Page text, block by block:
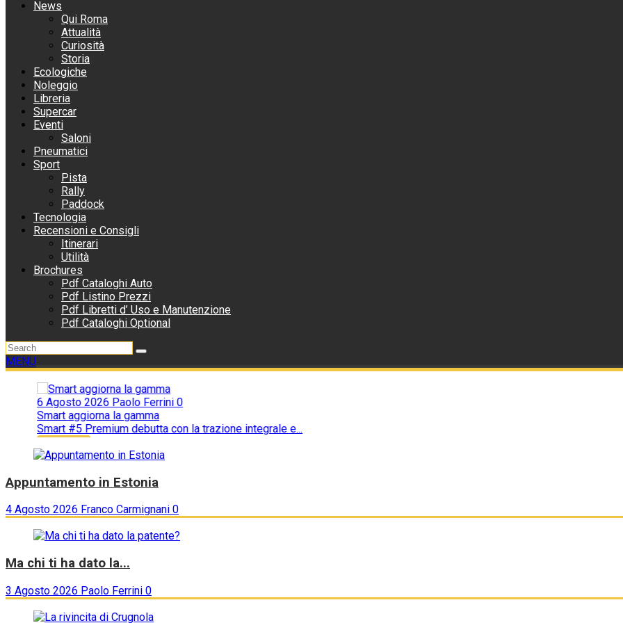
News
Qui Roma
Attualità
Curiosità
Storia
Ecologiche
Noleggio
Libreria
Supercar
Eventi
Saloni
Pneumatici
Sport
Pista
Rally
Paddock
Tecnologia
Recensioni e Consigli
Itinerari
Utilità
Brochures
Pdf Cataloghi Auto
Pdf Listino Prezzi
Pdf Libretti d’ Uso e Manutenzione
Pdf Cataloghi Optional
MENU
6 Agosto 2026Paolo Ferrini0
Smart aggiorna la gamma
Smart #5 Premium debutta con la trazione integrale e...
Ecologiche
Appuntamento in Estonia
4 Agosto 2026 Franco Carmignani 0
Ma chi ti ha dato la...
3 Agosto 2026 Paolo Ferrini 0